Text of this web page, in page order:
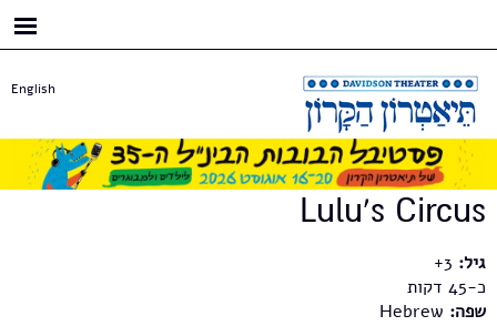
English
Lulu's Circus
גיל: 3+
כ-45
שפה: Hebrew